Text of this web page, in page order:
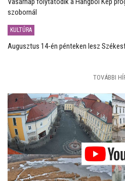
szobornál
KULTÚRA
Augusztus 14-én pénteken lesz
TOVÁBBI